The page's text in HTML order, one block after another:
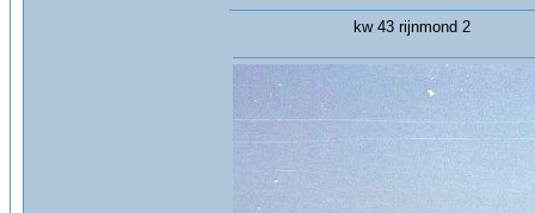
kw 43 rijnmond 2